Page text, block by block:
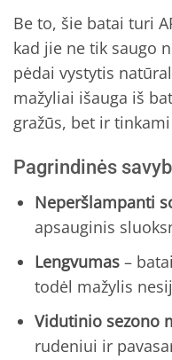
Be to, šie batai turi
kad jie ne tik saugo
pėdai vystytis
mažyliai išauga iš
gražūs, bet ir
Pagrindinės
Neperšlampanti
apsauginis
Lengvumas–
todėl mažylis
Vidutinio sezono
rudeniui ir